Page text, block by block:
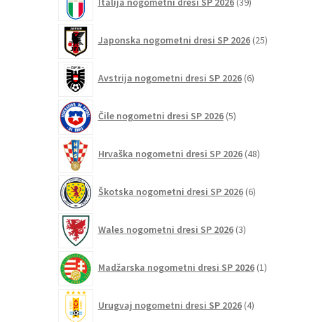
izdelkov
Japonska nogometni dresi SP 2026 25izdelkov
Avstrija nogometni dresi SP 2026 6izdelkov
Čile nogometni dresi SP 2026 5izdelkov
Hrvaška nogometni dresi SP 2026 48izdelkov
Škotska nogometni dresi SP 2026 6izdelkov
Wales nogometni dresi SP 2026 3izdelki
Madžarska nogometni dresi SP 2026 1izdelek
Urugvaj nogometni dresi SP 2026 4izdelki